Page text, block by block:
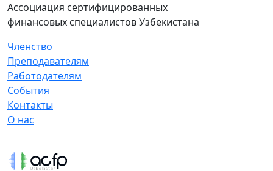
Ассоциация сертифицированных
финансовых специалистов Узбекистана
Членство
Преподавателям
Работодателям
События
Контакты
О нас